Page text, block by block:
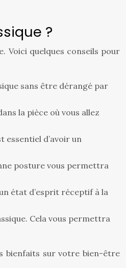
?
Voici quelques conseils pour
sans être dérangé par
la pièce où vous allez
essentiel d’avoir un
posture vous permettra
état d’esprit réceptif à la
Cela vous permettra
bienfaits sur votre bien-être